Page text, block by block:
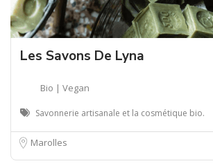
Les Savons De Lyna
Bio | Vegan
Savonnerie artisanale et la cosmétique bio.
Marolles